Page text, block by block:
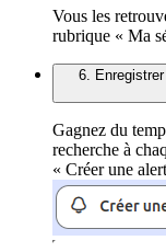
Vous les
rubrique « Ma
6.
Gagnez du
recherche à
« Créer une